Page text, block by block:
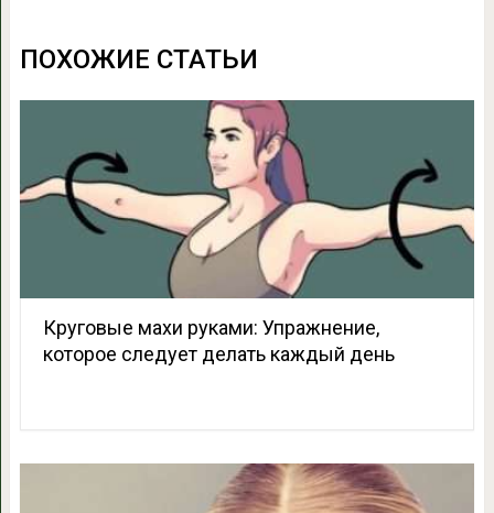
ПОХОЖИЕ СТАТЬИ
Круговые махи руками: Упражнение,
которое следует делать каждый день